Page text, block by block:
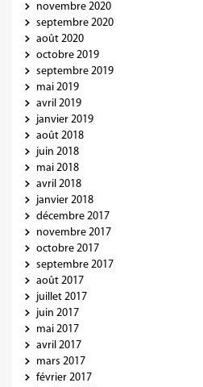
novembre 2020
septembre 2020
août 2020
octobre 2019
septembre 2019
mai 2019
avril 2019
janvier 2019
août 2018
juin 2018
mai 2018
avril 2018
janvier 2018
décembre 2017
novembre 2017
octobre 2017
septembre 2017
août 2017
juillet 2017
juin 2017
mai 2017
avril 2017
mars 2017
février 2017